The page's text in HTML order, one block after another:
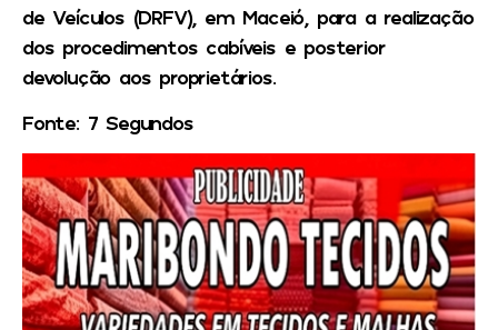
de Veículos (DRFV), em Maceió, para a realização
dos procedimentos cabíveis e posterior
devolução aos proprietários.
Fonte: 7 Segundos